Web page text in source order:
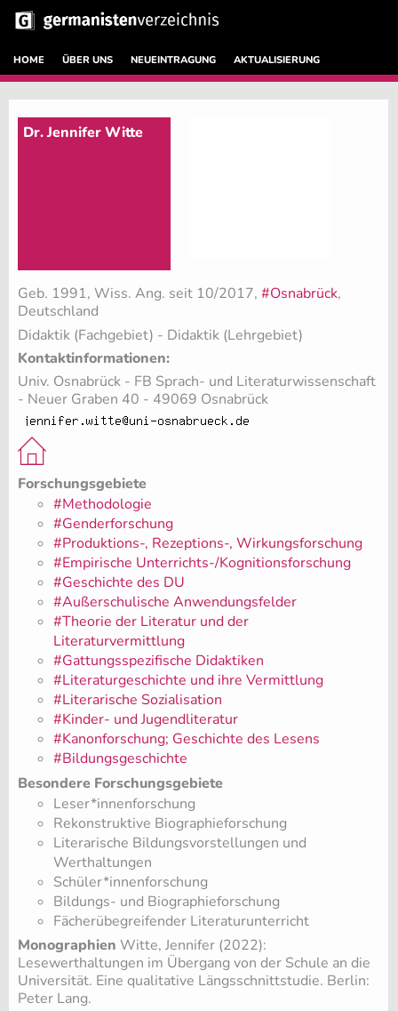
HOME ÜBER UNS NEUEINTRAGUNG AKTUALISIERUNG
Dr. Jennifer Witte
Geb. 1991, Wiss. Ang. seit 10/2017, #Osnabrück,
Deutschland
Didaktik (Fachgebiet) - Didaktik (Lehrgebiet)
Kontaktinformationen:
Univ. Osnabrück - FB Sprach- und Literaturwissenschaft
- Neuer Graben 40 - 49069 Osnabrück
Forschungsgebiete
#Methodologie
#Genderforschung
#Produktions-, Rezeptions-, Wirkungsforschung
#Empirische Unterrichts-/Kognitionsforschung
#Geschichte des DU
#Außerschulische Anwendungsfelder
#Theorie der Literatur und der
Literaturvermittlung
#Gattungsspezifische Didaktiken
#Literaturgeschichte und ihre Vermittlung
#Literarische Sozialisation
#Kinder- und Jugendliteratur
#Kanonforschung; Geschichte des Lesens
#Bildungsgeschichte
Besondere Forschungsgebiete
Leser*innenforschung
Rekonstruktive Biographieforschung
Literarische Bildungsvorstellungen und
Werthaltungen
Schüler*innenforschung
Bildungs- und Biographieforschung
Fächerübegreifender Literaturunterricht
Monographien Witte, Jennifer (2022):
Lesewerthaltungen im Übergang von der Schule an die
Universität. Eine qualitative Längsschnittstudie. Berlin:
Peter Lang.